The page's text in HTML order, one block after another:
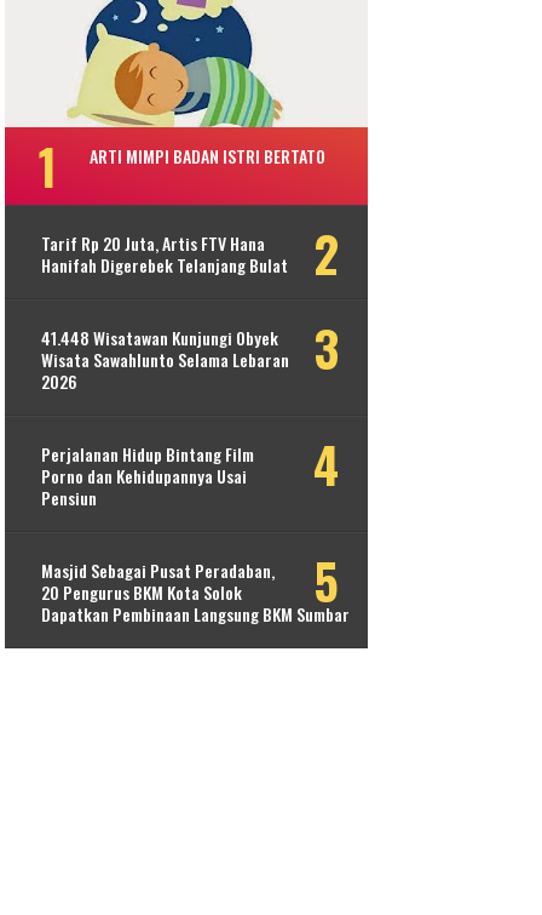
ARTI MIMPI BADAN ISTRI BERTATO
Tarif Rp 20 Juta, Artis FTV Hana
Hanifah Digerebek Telanjang Bulat
41.448 Wisatawan Kunjungi Obyek
Wisata Sawahlunto Selama Lebaran
2026
Perjalanan Hidup Bintang Film
Porno dan Kehidupannya Usai
Pensiun
Masjid Sebagai Pusat Peradaban,
20 Pengurus BKM Kota Solok
Dapatkan Pembinaan Langsung BKM Sumbar